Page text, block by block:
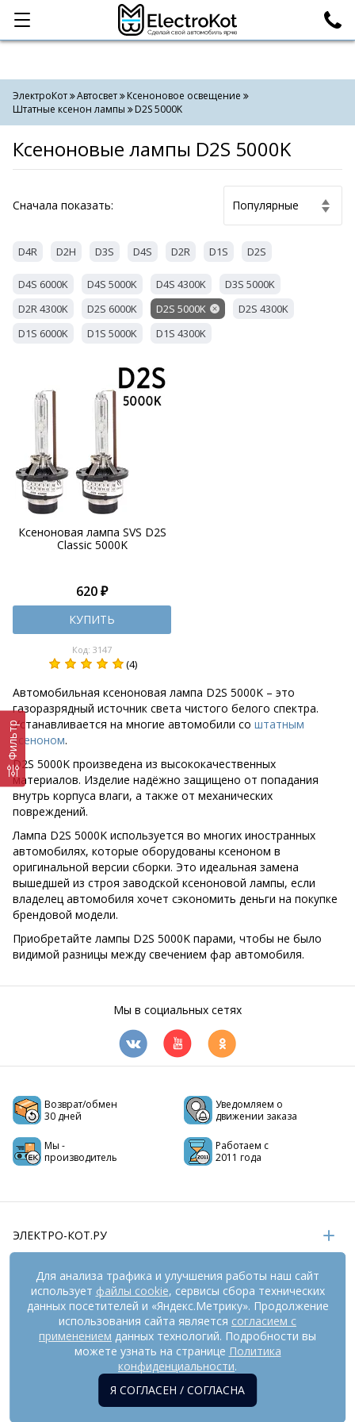
Категории Поиск
ЭлектроКот Автосвет
Ксеноновое освещение
Штатные ксенон лампы
D2S 5000K
Ксеноновые лампы D2S 5000K
Cначала показать:
D4R D2H D3S D4S D2R D1S D2S
D4S 6000K D4S 5000K D4S 4300K
D3S 5000K
D2R 4300K
D2S 6000K D2S 5000K
D2S 4300K
D1S 6000K
D1S 5000K D1S 4300K
Ксеноновая лампа SVS D2S
Classic 5000K
620 ₽
КУПИТЬ
Код: 3147
(4)
Автомобильная ксеноновая лампа D2S 5000K – это
газоразрядный источник света чистого белого спектра.
Устанавливается на многие автомобили со штатным
ксеноном.
D2S 5000K произведена из высококачественных
материалов. Изделие надёжно защищено от попадания
внутрь корпуса влаги, а также от механических
повреждений.
Лампа D2S 5000K используется во многих иностранных
автомобилях, которые оборудованы ксеноном в
оригинальной версии сборки. Это идеальная замена
вышедшей из строя заводской ксеноновой лампы, если
владелец автомобиля хочет сэкономить деньги на покупке
брендовой модели.
Приобретайте лампы D2S 5000K парами, чтобы не было
видимой разницы между свечением фар автомобиля.
Фильтр
Мы в социальных сетях
Возврат/обмен
30 дней
Уведомляем о
движении заказа
Мы -
производитель
Работаем с
2011 года
ЭЛЕКТРО-КОТ.РУ
ИНФОРМАЦИЯ
РЕКВИЗИТЫ
На информационном ресурсе применяются
рекомендательные технологии (информационные технологии
предоставления информации на основе сбора,
систематизации и анализа сведений, относящихся к
предпочтениям пользователей сети «Интернет», находящихся
Для анализа трафика и улучшения работы наш сайт
использует файлы cookie, сервисы сбора технических
данных посетителей и «Яндекс.Метрику». Продолжение
использования сайта является согласием с
применением данных технологий. Подробности вы
можете узнать на странице Политика
конфиденциальности.
Я СОГЛАСЕН / СОГЛАСНА